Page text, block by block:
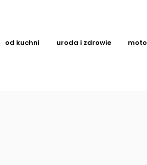
od kuchni uroda i zdrowie moto